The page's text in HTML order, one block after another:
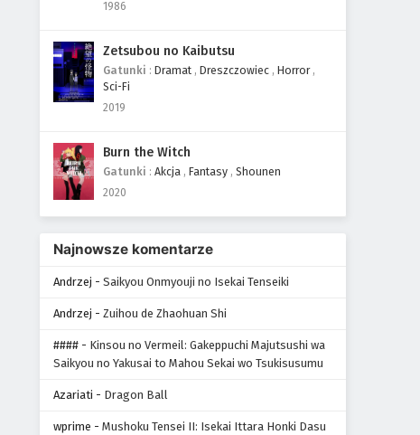
1986
Zetsubou no Kaibutsu
Gatunki : Dramat , Dreszczowiec , Horror ,
Sci-Fi
2019
Burn the Witch
Gatunki : Akcja , Fantasy , Shounen
2020
Najnowsze komentarze
Andrzej - Saikyou Onmyouji no Isekai Tenseiki
Andrzej - Zuihou de Zhaohuan Shi
#### - Kinsou no Vermeil: Gakeppuchi Majutsushi wa
Saikyou no Yakusai to Mahou Sekai wo Tsukisusumu
Azariati - Dragon Ball
wprime - Mushoku Tensei II: Isekai Ittara Honki Dasu